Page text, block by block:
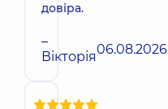
довіра.
–
Вікторія06.08.2026